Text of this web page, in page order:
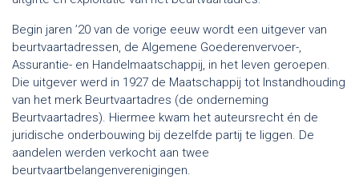
Begin jaren ’20 van de vorige eeuw wordt een uitgever van
beurtvaartadressen, de Algemene Goederenvervoer-,
Assurantie- en Handelmaatschappij, in het leven geroepen.
Die uitgever werd in 1927 de Maatschappij tot Instandhouding
van het merk Beurtvaartadres (de onderneming
Beurtvaartadres). Hiermee kwam het auteursrecht én de
juridische onderbouwing bij dezelfde partij te liggen. De
aandelen werden verkocht aan twee
beurtvaartbelangenverenigingen.